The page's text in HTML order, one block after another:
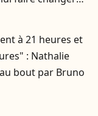
à 21 heures et
: Nathalie
bout par Bruno